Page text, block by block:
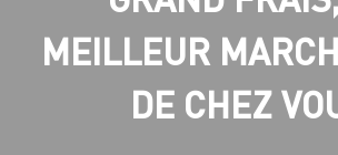
MEILLEUR
DE CHEZ